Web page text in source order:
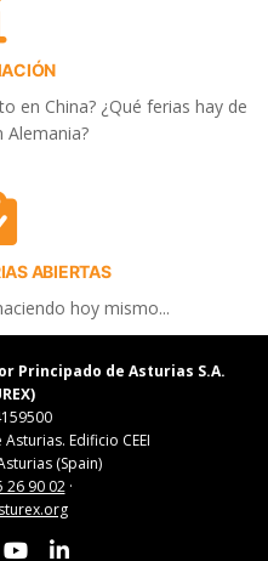
en China? ¿Qué ferias hay de
ABIERTAS
hoy mismo...
Principado de Asturias S.A.
Edificio CEEI
(Spain)
26 90 02·